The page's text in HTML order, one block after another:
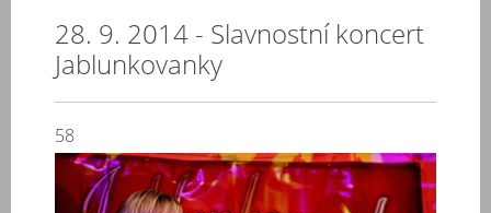
28. 9. 2014 - Slavnostní koncert
Jablunkovanky
58